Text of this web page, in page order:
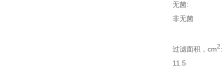
无菌:
非无菌
过滤面积，cm2:
11.5